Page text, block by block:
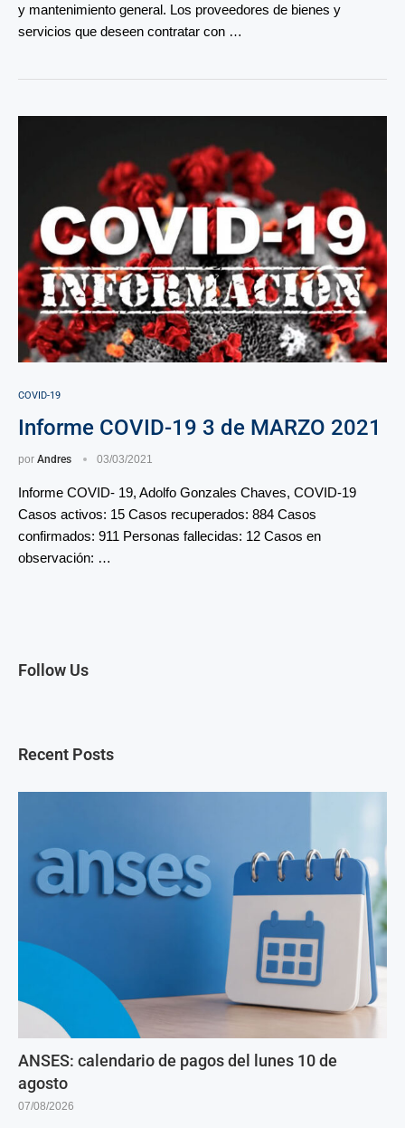
y mantenimiento general. Los proveedores de bienes y
servicios que deseen contratar con …
COVID-19
Informe COVID-19 3 de MARZO 2021
por Andres 03/03/2021
Informe COVID- 19, Adolfo Gonzales Chaves, COVID-19
Casos activos: 15 Casos recuperados: 884 Casos
confirmados: 911 Personas fallecidas: 12 Casos en
observación: …
Follow Us
Recent Posts
ANSES: calendario de pagos del lunes 10 de
agosto
07/08/2026